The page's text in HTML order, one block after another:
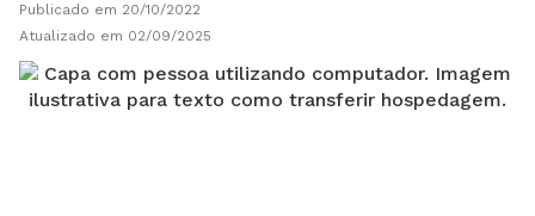
Publicado em 20/10/2022
Atualizado em 02/09/2025